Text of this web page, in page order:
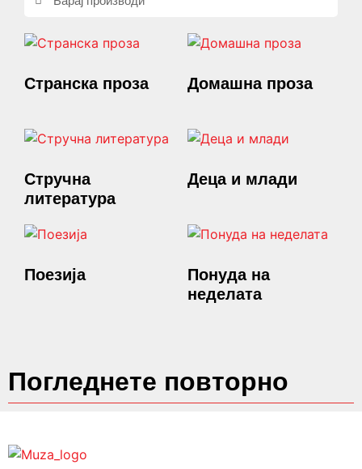
Странска проза
Домашна проза
Стручна
литература
Деца и млади
Поезија
Понуда на
неделата
Погледнете повторно